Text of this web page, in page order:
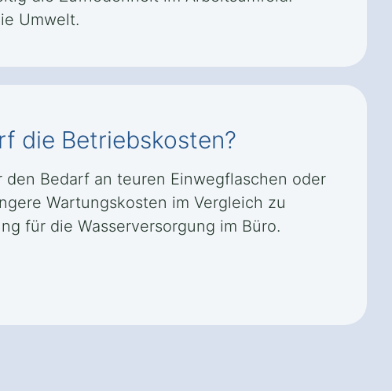
Umwelt.
die Betriebskosten?
Bedarf an teuren Einwegflaschen oder
Wartungskosten im Vergleich zu
für die Wasserversorgung im Büro.